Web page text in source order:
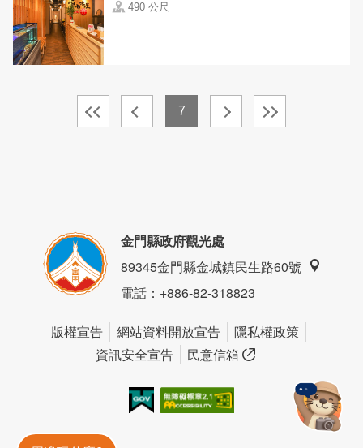
490 公尺
7
金門縣政府觀光處
89345金門縣金城鎮民生路60號
電話：+886-82-318823
版權宣告 網站資料開放宣告
隱私權政策
資訊安全宣告
民意信箱